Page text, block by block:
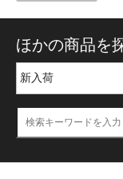
ほかの商品を